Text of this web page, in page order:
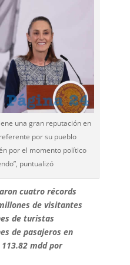
una gran reputación en
por su pueblo
por el momento político
puntualizó
cuatro récords
de visitantes
de turistas
de pasajeros en
mdd por